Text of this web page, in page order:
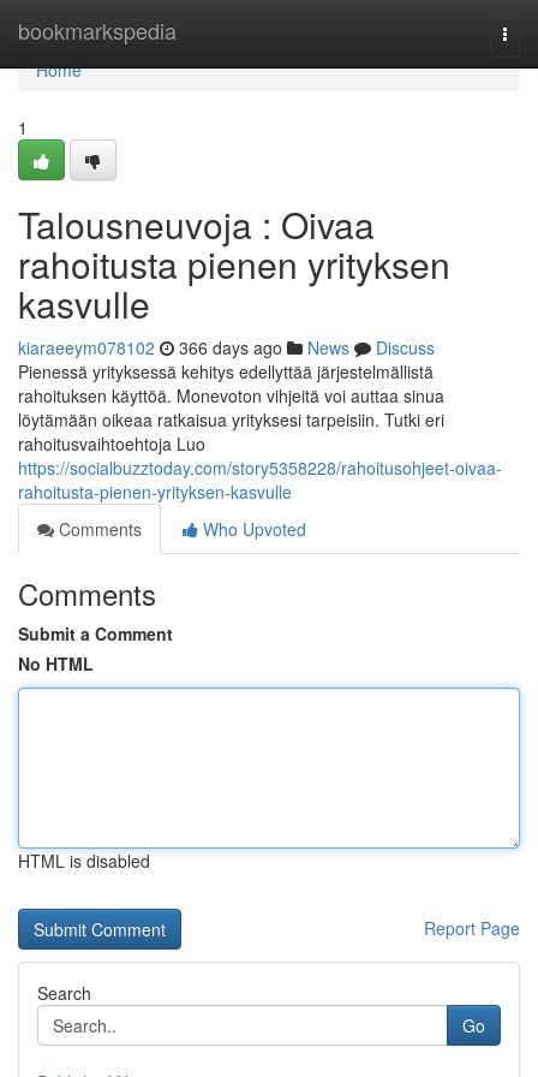
bookmarkspedia
Home
Home
1
Talousneuvoja : Oivaa
rahoitusta pienen yrityksen
kasvulle
kiaraeeym078102 366 days ago News
Discuss
Pienessä yrityksessä kehitys edellyttää järjestelmällistä
rahoituksen käyttöä. Monevoton vihjeitä voi auttaa sinua
löytämään oikeaa ratkaisua yrityksesi tarpeisiin. Tutki eri
rahoitusvaihtoehtoja Luo
https://socialbuzztoday.com/story5358228/rahoitusohjeet-oivaa-
rahoitusta-pienen-yrityksen-kasvulle
Comments
Who Upvoted
Comments
Submit a Comment
No HTML
HTML is disabled
Report Page
Search
Go